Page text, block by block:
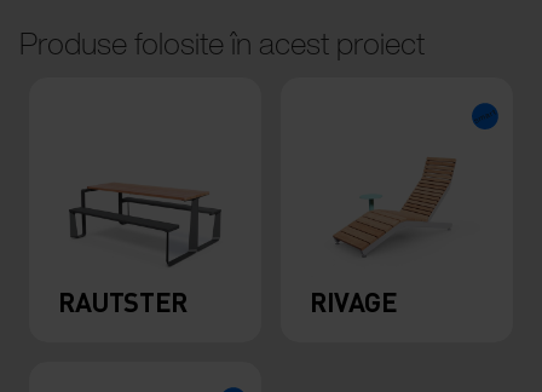
Produse folosite în acest proiect
RAUTSTER RIVAGE